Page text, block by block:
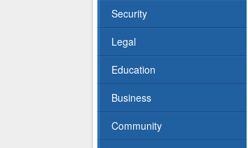
Security
Legal
Education
Business
Community